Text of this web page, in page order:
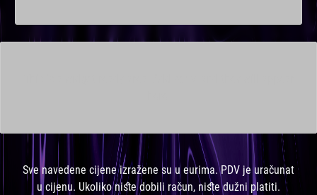
Sve navedene cijene izražene su u eurima. PDV je uračunat
u cijenu. Ukoliko niste dobili račun, niste dužni platiti.